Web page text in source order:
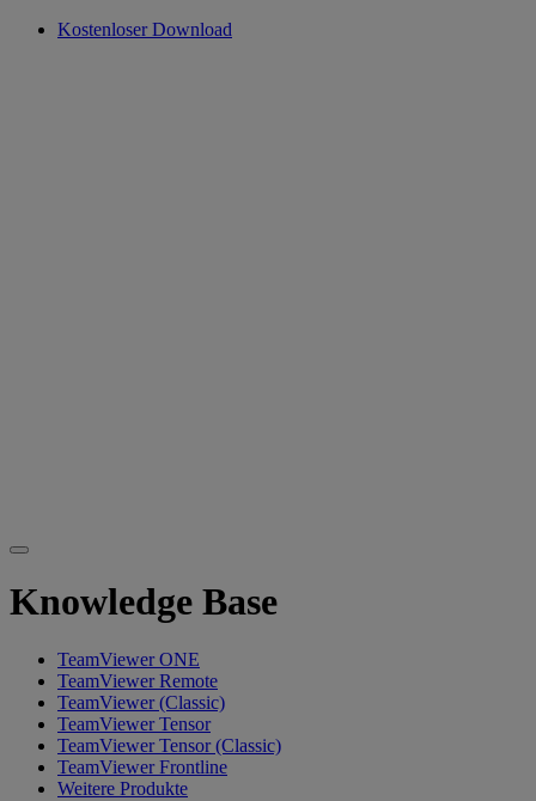
Kostenloser Download
Knowledge Base
TeamViewer ONE
TeamViewer Remote
TeamViewer (Classic)
TeamViewer Tensor
TeamViewer Tensor (Classic)
TeamViewer Frontline
Weitere Produkte